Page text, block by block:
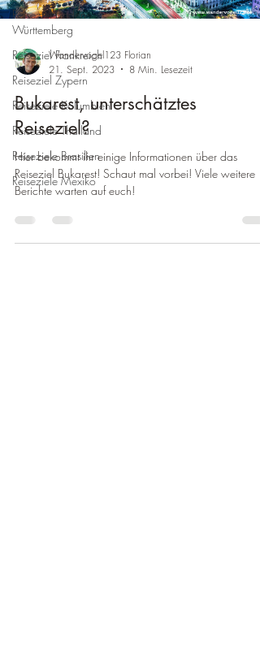
Reiseziel Baden-
Württemberg
Reiseziel Frankreich
Reiseziel Zypern
Reiseziele Kolumbien
Reiseziele Thailand
Reiseziele Brasilien
Reiseziele Mexiko
Wandervogel123 Florian
21. Sept. 2023
8 Min. Lesezeit
Bukarest, unterschätztes
Reiseziel?
Hier bekommt ihr einige Informationen über das
Reiseziel Bukarest! Schaut mal vorbei! Viele weitere
Berichte warten auf euch!